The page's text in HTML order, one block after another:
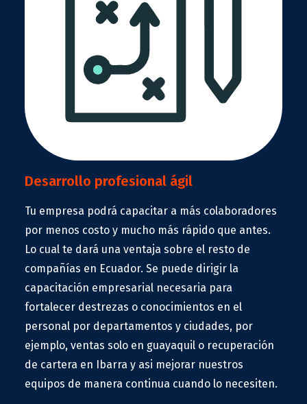
Desarrollo profesional ágil
Tu empresa podrá capacitar a más colaboradores
por menos costo y mucho más rápido que antes.
Lo cual te dará una ventaja sobre el resto de
compañías en Ecuador. Se puede dirigir la
capacitación empresarial necesaria para
fortalecer destrezas o conocimientos en el
personal por departamentos y ciudades, por
ejemplo, ventas solo en guayaquil o recuperación
de cartera en Ibarra y asi mejorar nuestros
equipos de manera continua cuando lo necesiten.